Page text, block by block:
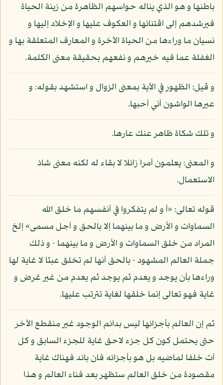
باطنها و هو الذي يناله حواسهم الظاهرة من زينة الحياة
فيرشدهم إلى اقتنائها و العكوف عليها و الإخلاد إليها و
نسيان ما وراءها من الحياة الآخرة و المعارف المتعلقة بها و
الغفلة عما فيه خيرهم و نفعهم بحقيقة معنى الكلمة.
و قيل: الظهور في الآية بمعنى الزوال و استشهد بقوله: و
عيرها الواشون أني أحبها.
و تلك شكاة ظاهر عنك عارها.
و المعنى: يعلمون أمرا زائلا لا بقاء له لكنه معنى شاذ
الاستعمال.
قوله تعالى: «أ و لم يتفكروا في أنفسهم ما خلق الله
السماوات و الأرض و ما بينهما إلا بالحق و أجل مسمى» إلخ
المراد من خلق السماوات و الأرض و ما بينهما - و ذلك
جملة العالم المشهود - بالحق أنها لم تخلق عبثا لا غاية لها
وراءها بأن يوجد و يعدم ثم يوجد ثم يعدم من غير غرض و
غاية فهو تعالى إنما خلقها لغاية تترتب عليها.
ثم إن العالم بأجزائها ليس بدائم الوجود غير منقطع الآخر
حتى يحتمل كون كل جزء لاحق غاية للجزء السابق و كل
آت خلفا لماضيه بل هو بأجزائه فان بائد فهناك غاية
مقصودة من خلق العالم ستظهر بعد فناء العالم و هذا